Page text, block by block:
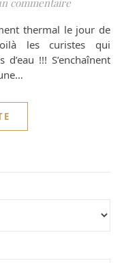
commentaire
les curistes qui
!!! S’enchaînent